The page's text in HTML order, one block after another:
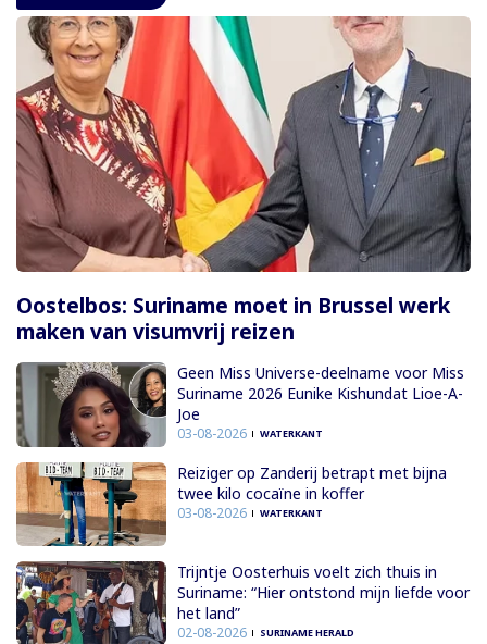
Oostelbos: Suriname moet in Brussel werk
maken van visumvrij reizen
Geen Miss Universe-deelname voor Miss
Suriname 2026 Eunike Kishundat Lioe-A-
Joe
03-08-2026 WATERKANT
Reiziger op Zanderij betrapt met bijna
twee kilo cocaïne in koffer
03-08-2026 WATERKANT
Trijntje Oosterhuis voelt zich thuis in
Suriname: “Hier ontstond mijn liefde voor
het land”
02-08-2026 SURINAME HERALD